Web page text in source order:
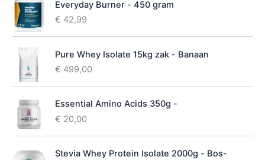
e
d
Everyday Burner - 450 gram
€ 42,99
Pure Whey Isolate 15kg zak - Banaan
€ 499,00
Essential Amino Acids 350g -
€ 20,00
Stevia Whey Protein Isolate 2000g - Bos-